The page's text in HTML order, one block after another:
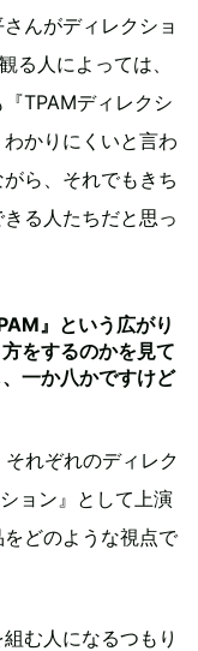
んがディレクショ
る人によっては、
TPAMディレクシ
かりにくいと言わ
ら、それでもきち
る人たちだと思っ
』という広がり
をするのかを見て
一か八かですけど
れぞれのディレク
ョン』として上演
どのような視点で
む人になるつもり